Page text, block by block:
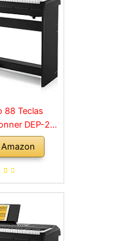
88 Teclas
DEP-20S
Teclas con
para
negro